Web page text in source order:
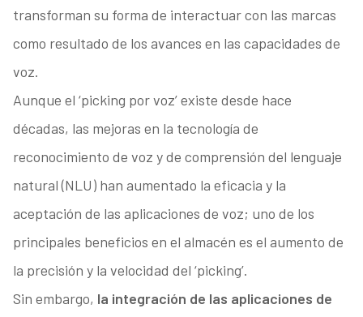
transforman su forma de interactuar con las marcas
como resultado de los avances en las capacidades de
voz.
Aunque el ‘picking por voz’ existe desde hace
décadas, las mejoras en la tecnología de
reconocimiento de voz y de comprensión del lenguaje
natural (NLU) han aumentado la eficacia y la
aceptación de las aplicaciones de voz; uno de los
principales beneficios en el almacén es el aumento de
la precisión y la velocidad del ‘picking’.
Sin embargo, la integración de las aplicaciones de